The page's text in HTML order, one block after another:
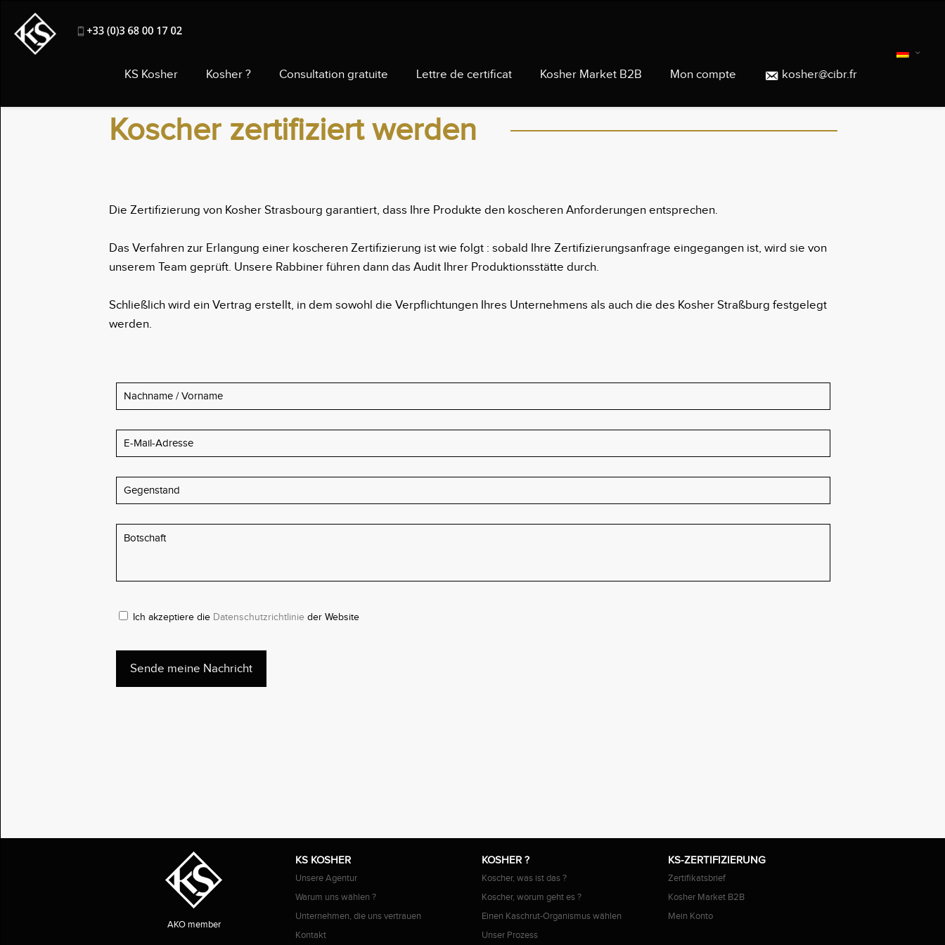
KS Kosher Kosher ? Consultation gratuite Lettre de certificat Kosher Market B2B Mon compte kosher@cibr.fr
Koscher zertifiziert werden
Die Zertifizierung von Kosher Strasbourg garantiert, dass Ihre Produkte den koscheren Anforderungen entsprechen.
Das Verfahren zur Erlangung einer koscheren Zertifizierung ist wie folgt : sobald Ihre Zertifizierungsanfrage eingegangen ist, wird sie von
unserem Team geprüft. Unsere Rabbiner führen dann das Audit Ihrer Produktionsstätte durch.
Schließlich wird ein Vertrag erstellt, in dem sowohl die Verpflichtungen Ihres Unternehmens als auch die des Kosher Straßburg festgelegt
werden.
Ich akzeptiere die Datenschutzrichtlinie der Website
AKO member
KS KOSHER
Unsere Agentur
Warum uns wählen ?
Unternehmen, die uns vertrauen
Kontakt
KOSHER ?
Koscher, was ist das ?
Koscher, worum geht es ?
Einen Kaschrut-Organismus wählen
Unser Prozess
KS-ZERTIFIZIERUNG
Zertifikatsbrief
Kosher Market B2B
Mein Konto